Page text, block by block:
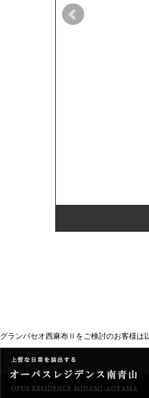
グランパセオ西麻布Ⅱをご検討のお客様は